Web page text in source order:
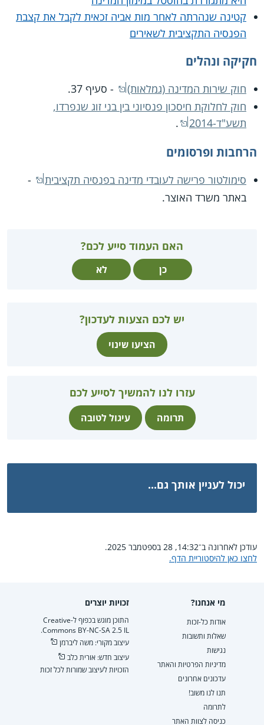
קטינה שנהרתה לאחר מות אביה זכאית לקבל את קצבת
הפנסיה התקציבית לשאירים
חקיקה ונהלים
חוק שירות המדינה (גמלאות)
- סעיף 37.
חוק לחלוקת חיסכון פנסיוני בין בני זוג שנפרדו,
תשע"ד-2014
.
הרחבות ופרסומים
סימולטור פרישה לעובדי מדינה בפנסיה תקציבית
-
באתר משרד האוצר.
האם העמוד סייע לכם?
כן לא
יש לכם הצעות לעדכון?
הציעו שינוי
עזרו לנו להמשיך לסייע לכם
תרומה עיגול לטובה
יכול לעניין אותך גם...
עודכן לאחרונה ב־14:32, 28 בספטמבר 2025.
לחצו כאן להיסטוריית הדף.
מי אנחנו?
אודות כל-זכות
שאלות ותשובות
נגישות
מדיניות הפרטיות והאתר
עדכונים אחרונים
תנו לנו משוב!
לתרומה
כניסה לצוות האתר
זכויות יוצרים
התוכן מוגש בכפוף ל-Creative
Commons BY-NC-SA 2.5 IL.
עיצוב מקורי: משה ליברמן
עיצוב חדש: אורית כלב
הזכויות לעיצוב שמורות לכל זכות